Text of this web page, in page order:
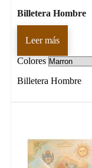
Billetera Hombre
Leer más
Colores
Billetera Hombre